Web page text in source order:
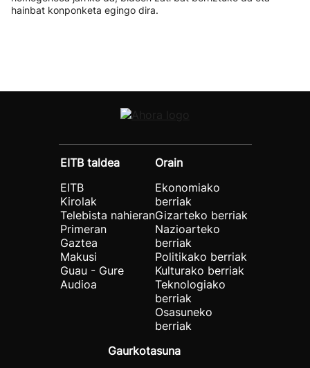
hainbat konponketa egingo dira.
EITB taldea
EITB
Kirolak
Telebista nahieran
Primeran
Gaztea
Makusi
Guau - Gure
Audioa
Orain
Ekonomiako
berriak
Gizarteko berriak
Nazioarteko
berriak
Politikako berriak
Kulturako berriak
Teknologiako
berriak
Osasuneko
berriak
Gaurkotasuna